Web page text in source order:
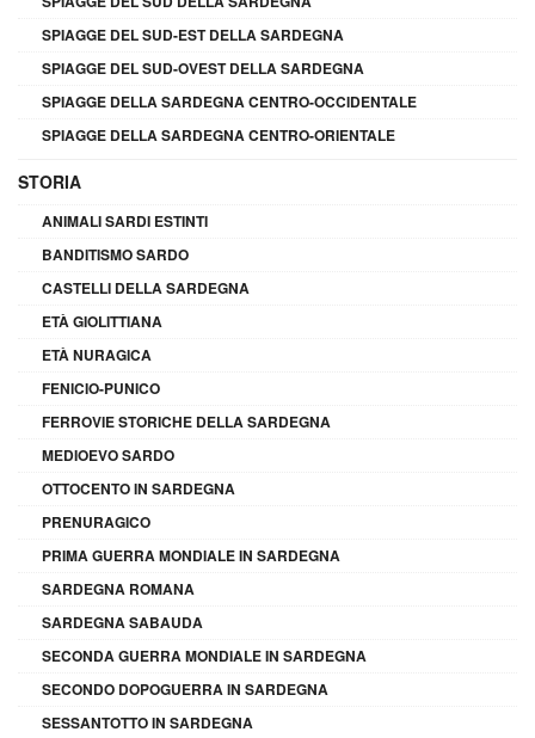
SPIAGGE DEL SUD-EST DELLA SARDEGNA
SPIAGGE DEL SUD-OVEST DELLA SARDEGNA
SPIAGGE DELLA SARDEGNA CENTRO-OCCIDENTALE
SPIAGGE DELLA SARDEGNA CENTRO-ORIENTALE
STORIA
ANIMALI SARDI ESTINTI
BANDITISMO SARDO
CASTELLI DELLA SARDEGNA
ETÀ GIOLITTIANA
ETÀ NURAGICA
FENICIO-PUNICO
FERROVIE STORICHE DELLA SARDEGNA
MEDIOEVO SARDO
OTTOCENTO IN SARDEGNA
PRENURAGICO
PRIMA GUERRA MONDIALE IN SARDEGNA
SARDEGNA ROMANA
SARDEGNA SABAUDA
SECONDA GUERRA MONDIALE IN SARDEGNA
SECONDO DOPOGUERRA IN SARDEGNA
SESSANTOTTO IN SARDEGNA